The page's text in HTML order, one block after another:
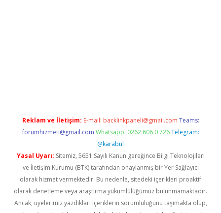
Reklam ve İletişim: E-mail: backlinkpaneli@gmail.com Teams:
forumhizmeti@gmail.com Whatsapp: 0262 606 0 726 Telegram:
@karabul
Yasal Uyarı: Sitemiz, 5651 Sayılı Kanun gereğince Bilgi Teknolojileri
ve İletişim Kurumu (BTK) tarafından onaylanmış bir Yer Sağlayıcı
olarak hizmet vermektedir. Bu nedenle, sitedeki içerikleri proaktif
olarak denetleme veya araştırma yükümlülüğümüz bulunmamaktadır.
Ancak, üyelerimiz yazdıkları içeriklerin sorumluluğunu taşımakta olup,